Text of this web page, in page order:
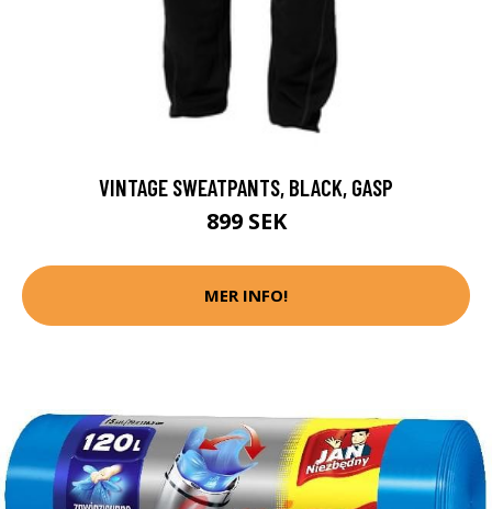
VINTAGE SWEATPANTS, BLACK, GASP
899 SEK
MER INFO!